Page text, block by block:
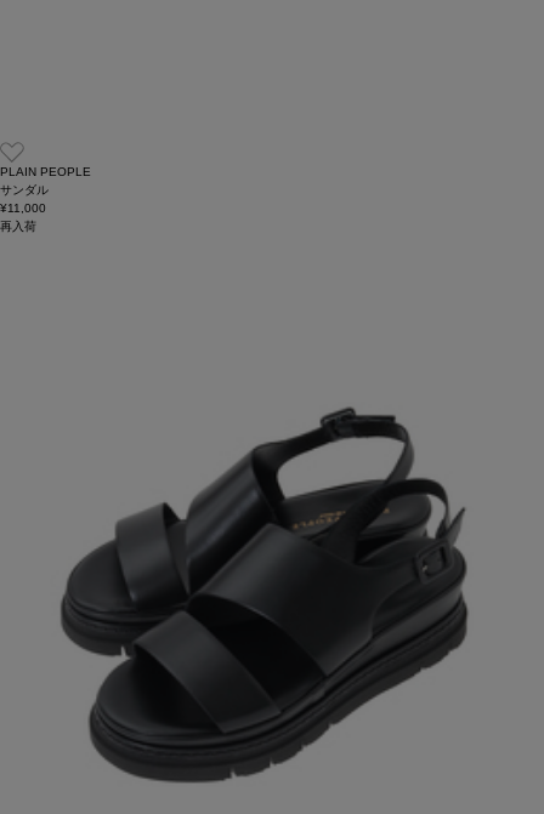
PLAIN PEOPLE
サンダル
¥11,000
再入荷